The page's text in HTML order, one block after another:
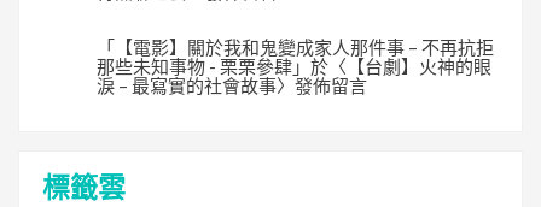
「
【電影】關於我和鬼變成家人那件事 – 不再抗拒
那些未知事物 - 栗栗參肆」於〈 【台劇】火神的眼
淚 – 最寫實的社會故事〉發佈留言
標籤雲